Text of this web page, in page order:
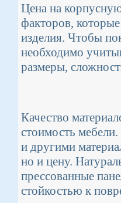
Цена на
факторов,
изделия. Чтобы
необходимо
размеры,
Качество
стоимость
и другими
но и цену.
прессованные
стойкостью к